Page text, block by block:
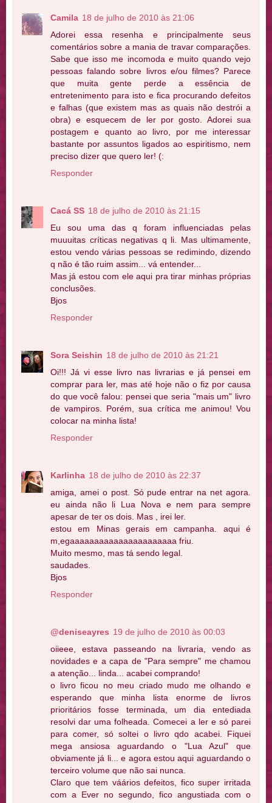
Camila 18 de julho de 2010 às 21:06
Adorei essa resenha e principalmente seus
comentários sobre a mania de travar comparações.
Sabe que isso me incomoda e muito quando vejo
pessoas falando sobre livros e/ou filmes? Parece
que muita gente perde a essência de
entretenimento para isto e fica procurando defeitos
e falhas (que existem mas as quais não destrói a
obra) e esquecem de ler por gosto. Adorei sua
postagem e quanto ao livro, por me interessar
bastante por assuntos ligados ao espiritismo, nem
preciso dizer que quero ler! (:
Responder
Cacá SS 18 de julho de 2010 às 21:15
Eu sou uma das q foram influenciadas pelas
muuuitas críticas negativas q li. Mas ultimamente,
estou vendo várias pessoas se redimindo, dizendo
q não é tão ruim assim... vá entender...
Mas já estou com ele aqui pra tirar minhas próprias
conclusões.
Bjos
Responder
Sora Seishin 18 de julho de 2010 às 21:21
Oi!!! Já vi esse livro nas livrarias e já pensei em
comprar para ler, mas até hoje não o fiz por causa
do que você falou: pensei que seria "mais um" livro
de vampiros. Porém, sua crítica me animou! Vou
colocar na minha lista!
Responder
Karlinha 18 de julho de 2010 às 22:37
amiga, amei o post. Só pude entrar na net agora.
eu ainda não li Lua Nova e nem para sempre
apesar de ter os dois. Mas , irei ler.
estou em Minas gerais em campanha. aqui é
m,egaaaaaaaaaaaaaaaaaaaaaa friu.
Muito mesmo, mas tá sendo legal.
saudades.
Bjos
Responder
@deniseayres 19 de julho de 2010 às 00:03
oiieee, estava passeando na livraria, vendo as
novidades e a capa de "Para sempre" me chamou
a atenção... linda... acabei comprando!
o livro ficou no meu criado mudo me olhando e
esperando que minha lista enorme de livros
prioritários fosse terminada, um dia entediada
resolvi dar uma folheada. Comecei a ler e só parei
para comer, só soltei o livro qdo acabei. Fiquei
mega ansiosa aguardando o "Lua Azul" que
obviamente já li... e agora estou aqui aguardando o
terceiro volume que não sai nunca.
Claro que tem váários defeitos, fico super irritada
com a Ever no segundo, fico angustiada com o